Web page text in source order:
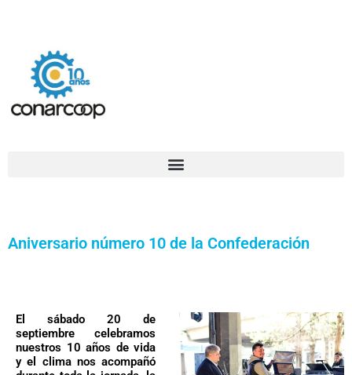
Aniversario número 10 de la Confederación
El sábado 20 de
septiembre celebramos
nuestros 10 años de vida
y el clima nos acompañó